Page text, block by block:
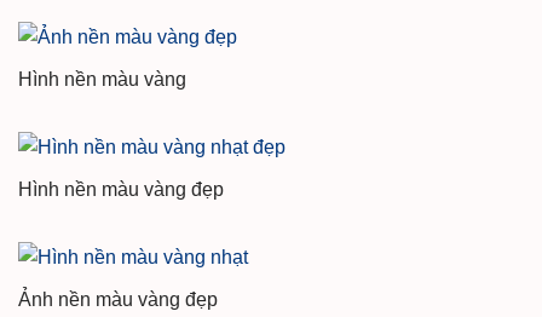
Hình nền màu vàng
Hình nền màu vàng đẹp
Ảnh nền màu vàng đẹp